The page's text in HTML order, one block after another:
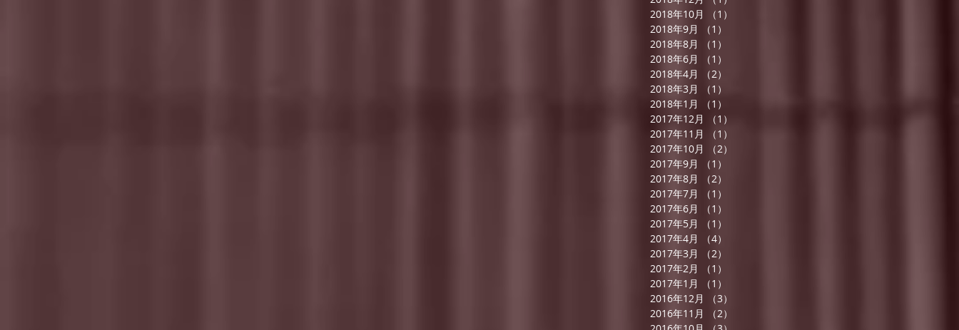
2018年10月
（1）
2018年9月
（1）
2018年8月
（1）
2018年6月
（1）
2018年4月
（2）
2018年3月
（1）
2018年1月
（1）
2017年12月
（1）
2017年11月
（1）
2017年10月
（2）
2017年9月
（1）
2017年8月
（2）
2017年7月
（1）
2017年6月
（1）
2017年5月
（1）
2017年4月
（4）
2017年3月
（2）
2017年2月
（1）
2017年1月
（1）
2016年12月
（3）
2016年11月
（2）